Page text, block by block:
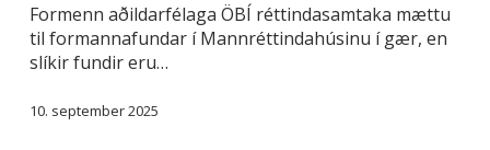
Formenn aðildarfélaga ÖBÍ réttindasamtaka mættu
til formannafundar í Mannréttindahúsinu í gær, en
slíkir fundir eru…
10. september 2025